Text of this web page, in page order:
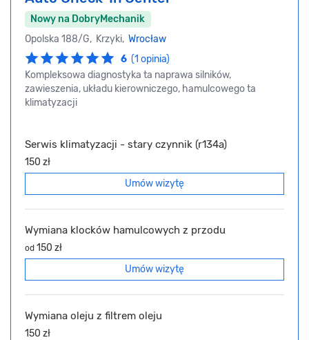
Nowy na DobryMechanik
Opolska 188/G, Krzyki, Wrocław
6 (1 opinia)
Kompleksowa diagnostyka ta naprawa silników,
zawieszenia, układu kierowniczego, hamulcowego ta
klimatyzacji
Serwis klimatyzacji - stary czynnik (r134a)
150 zł
Umów wizytę
Wymiana klocków hamulcowych z przodu
od 150 zł
Umów wizytę
Wymiana oleju z filtrem oleju
150 zł